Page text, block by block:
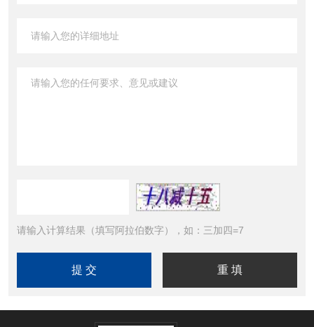
请输入计算结果（填写阿拉伯数字），如：三加四=7